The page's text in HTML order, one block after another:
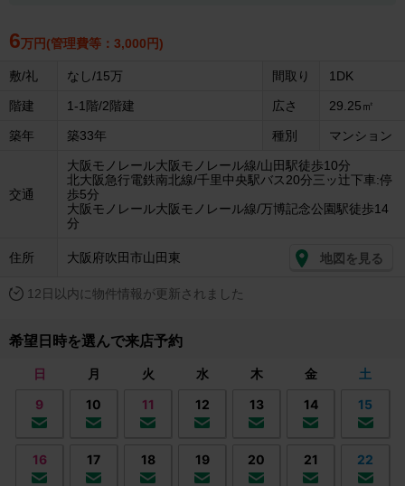
6万円(管理費等：3,000円)
敷/礼 なし/15万 間取り 1DK
階建 1-1階/2階建 広さ 29.25㎡
築年 築33年 種別 マンション
交通
大阪モノレール大阪モノレール線/山田駅徒歩10分
北大阪急行電鉄南北線/千里中央駅バス20分三ッ辻下車:停
歩5分
大阪モノレール大阪モノレール線/万博記念公園駅徒歩14
分
住所 大阪府吹田市山田東 地図を見る
12日以内に物件情報が更新されました
希望日時を選んで来店予約
日 月 火 水 木 金
土
9
10 11 12 13 14 15
16 17 18 19 20 21 22